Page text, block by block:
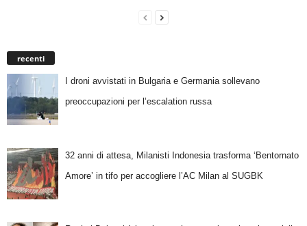
recenti
I droni avvistati in Bulgaria e Germania sollevano
preoccupazioni per l’escalation russa
32 anni di attesa, Milanisti Indonesia trasforma ‘Bentornato
Amore’ in tifo per accogliere l’AC Milan al SUGBK